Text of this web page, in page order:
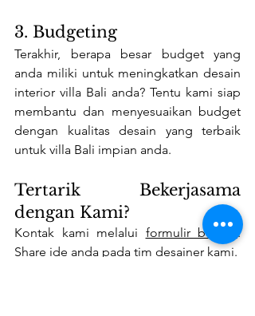
3. Budgeting
Terakhir, berapa besar budget yang
anda miliki untuk meningkatkan desain
interior villa Bali anda? Tentu kami siap
membantu dan menyesuaikan budget
dengan kualitas desain yang terbaik
untuk villa Bali impian anda.
Tertarik Bekerjasama
dengan Kami?
Kontak kami melalui formulir berikut
.
Share ide anda pada tim desainer kami.